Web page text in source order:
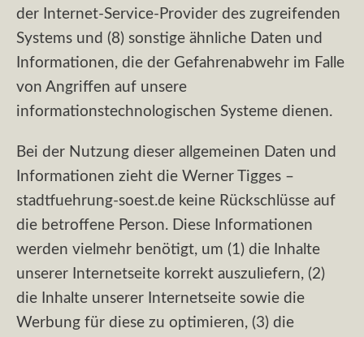
der Internet-Service-Provider des zugreifenden
Systems und (8) sonstige ähnliche Daten und
Informationen, die der Gefahrenabwehr im Falle
von Angriffen auf unsere
informationstechnologischen Systeme dienen.
Bei der Nutzung dieser allgemeinen Daten und
Informationen zieht die Werner Tigges –
stadtfuehrung-soest.de keine Rückschlüsse auf
die betroffene Person. Diese Informationen
werden vielmehr benötigt, um (1) die Inhalte
unserer Internetseite korrekt auszuliefern, (2)
die Inhalte unserer Internetseite sowie die
Werbung für diese zu optimieren, (3) die